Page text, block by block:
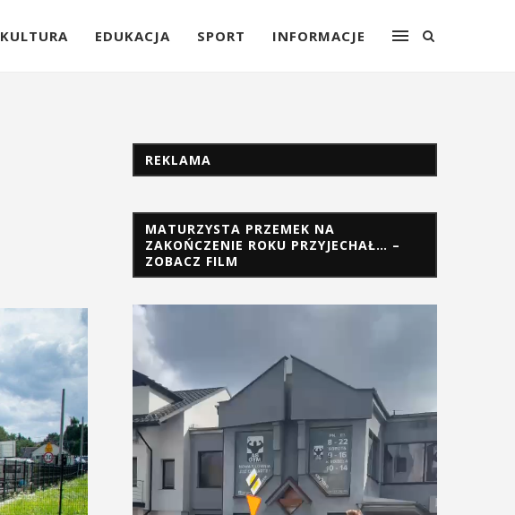
KULTURA EDUKACJA SPORT INFORMACJE
REKLAMA
MATURZYSTA PRZEMEK NA
ZAKOŃCZENIE ROKU PRZYJECHAŁ… –
ZOBACZ FILM
Odtwarzacz
video